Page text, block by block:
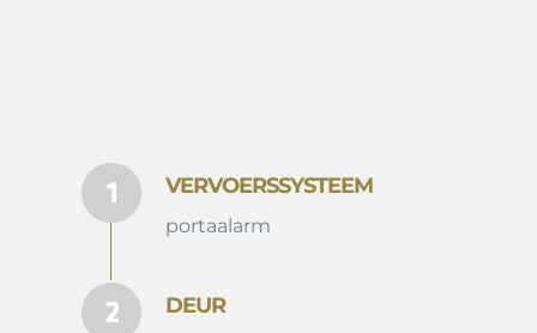
VERVOERSSYSTEEM
portaalarm
DEUR